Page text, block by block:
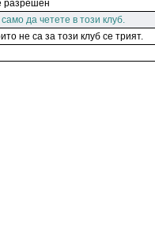
разрешен
да четете в този клуб.
не са за този клуб се трият.